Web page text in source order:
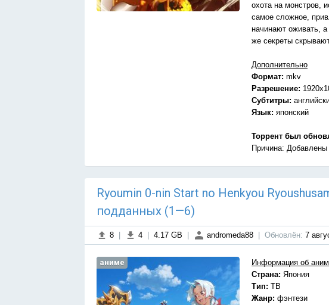
охота на монстров,
самое сложное,
начинают оживать,
же секреты
Дополнительно
Формат: mkv
Разрешение:
Субтитры:
Язык: японский
Торрент был
Причина: Добавлены
Ryoumin 0-nin Start no Henkyou
подданных (1—6)
8 4 4.17 GB andromeda88 Обновлён: 7
аниме
Информация об
Страна: Япония
Тип: ТВ
Жанр: фэнтези